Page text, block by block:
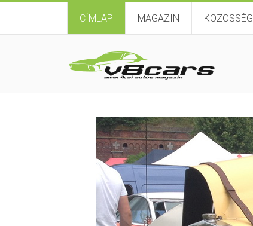
CÍMLAP MAGAZIN KÖZÖSSÉG